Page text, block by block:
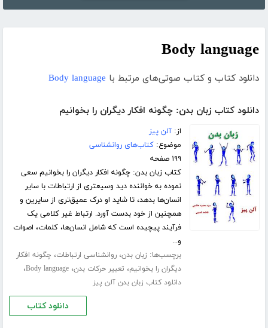
Body language
دانلود کتاب و کتاب صوتی‌های مرتبط با Body language
دانلود کتاب زبان بدن: چگونه افکار دیگران را بخوانیم
از:آلن پیز
موضوع:کتاب‌های روانشناسی
۱۹۹ صفحه
کتاب زبان بدن: چگونه افکار دیگران را بخوانیم سعی
نموده به خواننده دید وسیعتری از ارتباطات با سایر
انسان‌ها بدهد، تا شاید او درک عمیق‌تری از سایرین و
همچنین از خود بدست آورد. ارتباط غیر کلامی یک
فرآیند پیچیده است که شامل انسان‌ها، کلمات، اصوات
و...
برچسب‌ها: زبان بدن،روانشناسی ارتباطات، چگونه افکار
دیگران را بخوانیم، تعبیر حرکات بدن،Body language،
دانلود کتاب زبان بدن آلن پیز
دانلود کتاب